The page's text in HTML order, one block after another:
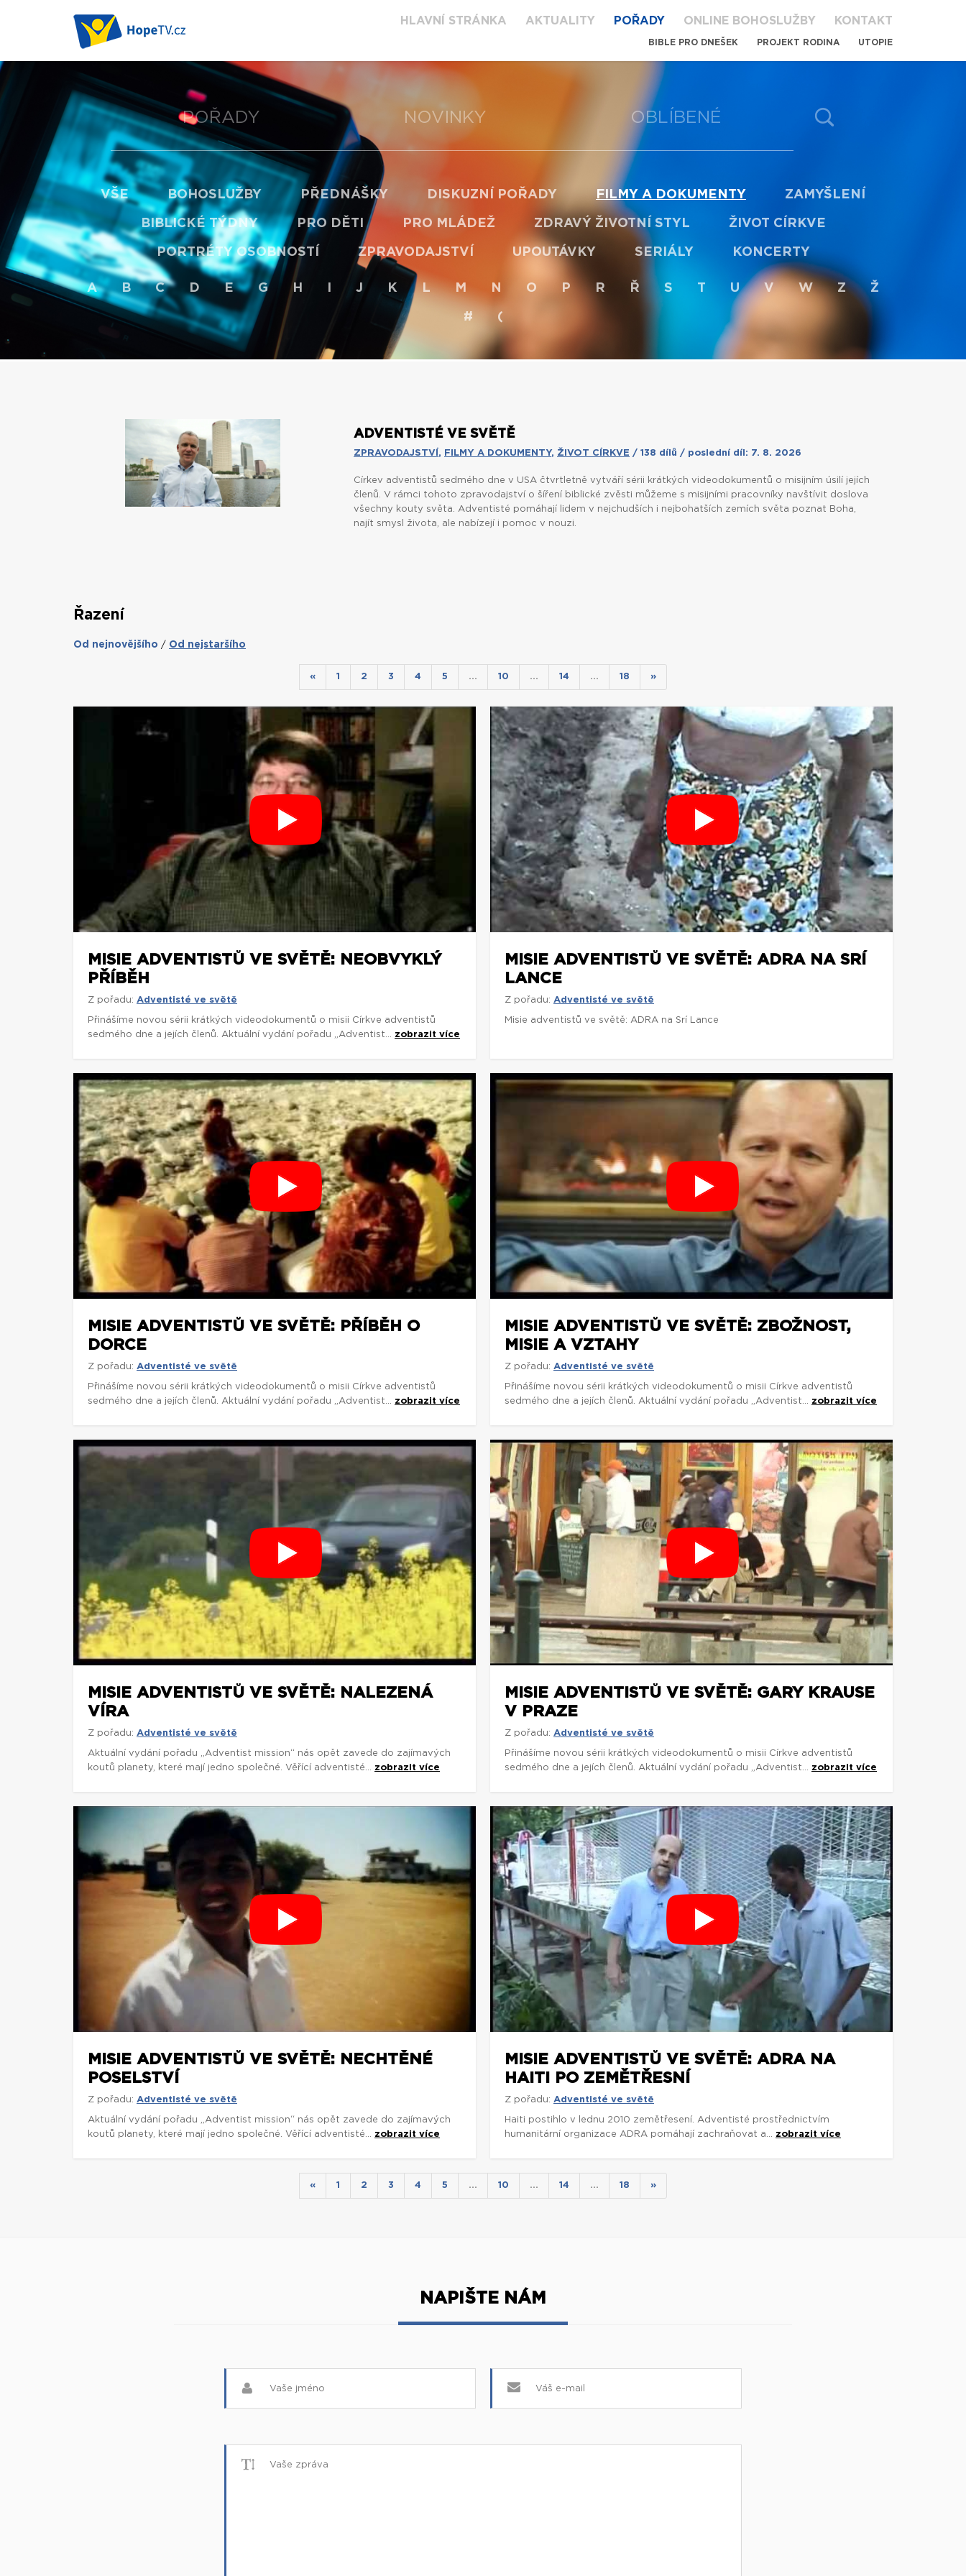
HLAVNÍ STRÁNKA AKTUALITY POŘADY ONLINE BOHOSLUŽBY KONTAKT
BIBLE PRO DNEŠEK PROJEKT RODINA UTOPIE
POŘADY NOVINKY OBLÍBENÉ
VŠE BOHOSLUŽBY PŘEDNÁŠKY DISKUZNÍ POŘADY FILMY A DOKUMENTY ZAMYŠLENÍ
BIBLICKÉ TÝDNY PRO DĚTI PRO MLÁDEŽ ZDRAVÝ ŽIVOTNÍ STYL ŽIVOT CÍRKVE
PORTRÉTY OSOBNOSTÍ ZPRAVODAJSTVÍ UPOUTÁVKY SERIÁLY KONCERTY
A B C D E G H J K L M N O P R Ř S T U V W Z Ž
# (
ADVENTISTÉ VE SVĚTĚ
ZPRAVODAJSTVÍ , FILMY A DOKUMENTY, ŽIVOT CÍRKVE / 138 dílů / poslední díl: 7. 8. 2026
Církev adventistů sedmého dne v USA čtvrtletně vytváří sérii krátkých videodokumentů o misijním úsilí jejích
členů. V rámci tohoto zpravodajství o šíření biblické zvěsti můžeme s misijními pracovníky navštívit doslova
všechny kouty světa. Adventisté pomáhají lidem v nejchudších i nejbohatších zemích světa poznat Boha,
najít smysl života, ale nabízejí i pomoc v nouzi.
Řazení
Od nejnovějšího / Od nejstaršího
« 1 2 3 4 5 … 10 … 14 … 18 »
MISIE ADVENTISTŮ VE SVĚTĚ: NEOBVYKLÝ
PŘÍBĚH
Z pořadu: Adventisté ve světě
Přinášíme novou sérii krátkých videodokumentů o misii Církve adventistů
sedmého dne a jejích členů. Aktuální vydání pořadu „Adventist... zobrazit více
MISIE ADVENTISTŮ VE SVĚTĚ: ADRA NA SRÍ
LANCE
Z pořadu: Adventisté ve světě
Misie adventistů ve světě: ADRA na Srí Lance
MISIE ADVENTISTŮ VE SVĚTĚ: PŘÍBĚH O
DORCE
Z pořadu: Adventisté ve světě
Přinášíme novou sérii krátkých videodokumentů o misii Církve adventistů
sedmého dne a jejích členů. Aktuální vydání pořadu „Adventist... zobrazit více
MISIE ADVENTISTŮ VE SVĚTĚ: ZBOŽNOST,
MISIE A VZTAHY
Z pořadu: Adventisté ve světě
Přinášíme novou sérii krátkých videodokumentů o misii Církve adventistů
sedmého dne a jejích členů. Aktuální vydání pořadu „Adventist... zobrazit více
MISIE ADVENTISTŮ VE SVĚTĚ: NALEZENÁ
VÍRA
Z pořadu: Adventisté ve světě
Aktuální vydání pořadu „Adventist mission“ nás opět zavede do zajímavých
koutů planety, které mají jedno společné. Věřící adventisté... zobrazit více
MISIE ADVENTISTŮ VE SVĚTĚ: GARY KRAUSE
V PRAZE
Z pořadu: Adventisté ve světě
Přinášíme novou sérii krátkých videodokumentů o misii Církve adventistů
sedmého dne a jejích členů. Aktuální vydání pořadu „Adventist... zobrazit více
MISIE ADVENTISTŮ VE SVĚTĚ: NECHTĚNÉ
POSELSTVÍ
Z pořadu: Adventisté ve světě
Aktuální vydání pořadu „Adventist mission“ nás opět zavede do zajímavých
koutů planety, které mají jedno společné. Věřící adventisté... zobrazit více
MISIE ADVENTISTŮ VE SVĚTĚ: ADRA NA
HAITI PO ZEMĚTŘESNÍ
Z pořadu: Adventisté ve světě
Haiti postihlo v lednu 2010 zemětřesení. Adventisté prostřednictvím
humanitární organizace ADRA pomáhají zachraňovat a... zobrazit více
« 1 2 3 4 5 … 10 … 14 … 18 »
NAPIŠTE NÁM